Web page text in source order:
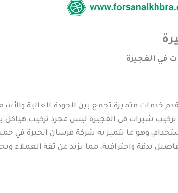
في الفجيرة
خدمات متميزة تجمع بين الجودة العالية
تركيب شبرات في الفجيرة ليس مجرد تركيب
وهو ما تتميز به شركة فرسان الخبرة في
بدقة واحترافية، مما يزيد من ثقة العملاء